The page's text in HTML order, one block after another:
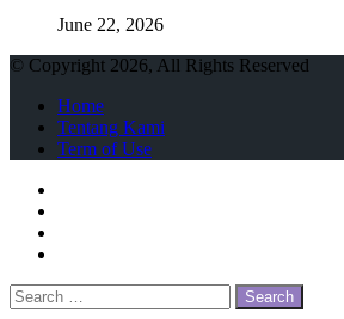
June 22, 2026
© Copyright 2026, All Rights Reserved
Home
Tentang Kami
Term of Use
Facebook
Twitter
WhatsApp
Telegram
Close
Search
for: